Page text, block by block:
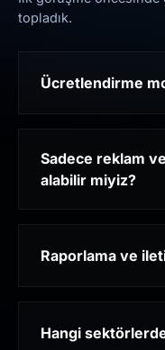
topladık.
Ücretlendirme
Sadece reklam
alabilir miyiz?
Raporlama ve
Hangi